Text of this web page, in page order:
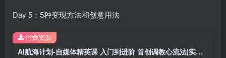
Day 5：5种变现方法和创意用法
AI航海计划-自媒体精英课 入门到进阶 首创调教心流法|实战案例|内容自动化
付费资源